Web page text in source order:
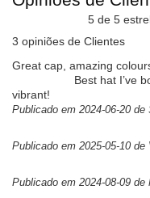
5 de 5
3 opiniões de Clientes
Great cap, amazing
Best hat I’ve
vibrant!
Publicado em 2024-06-20 de
Publicado em 2025-05-10 de
Publicado em 2024-08-09 de